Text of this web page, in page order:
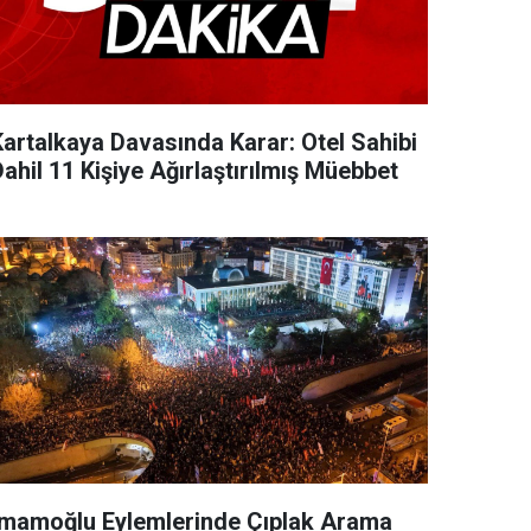
Davasında Karar: Otel Sahibi
11 Kişiye Ağırlaştırılmış Müebbet
Eylemlerinde Çıplak Arama